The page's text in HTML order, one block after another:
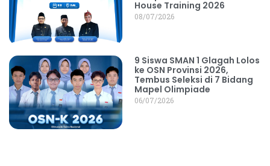
House Training 2026
08/07/2026
9 Siswa SMAN 1 Glagah Lolos
ke OSN Provinsi 2026,
Tembus Seleksi di 7 Bidang
Mapel Olimpiade
06/07/2026